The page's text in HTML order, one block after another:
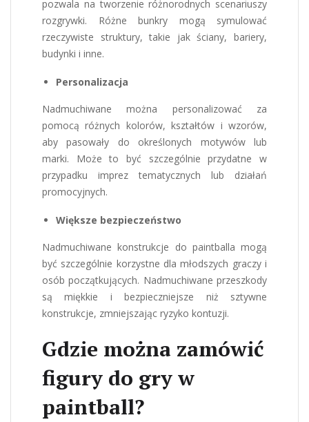
pozwala na tworzenie różnorodnych scenariuszy
rozgrywki. Różne bunkry mogą symulować
rzeczywiste struktury, takie jak ściany, bariery,
budynki i inne.
Personalizacja
Nadmuchiwane można personalizować za
pomocą różnych kolorów, kształtów i wzorów,
aby pasowały do określonych motywów lub
marki. Może to być szczególnie przydatne w
przypadku imprez tematycznych lub działań
promocyjnych.
Większe bezpieczeństwo
Nadmuchiwane konstrukcje do paintballa mogą
być szczególnie korzystne dla młodszych graczy i
osób początkujących. Nadmuchiwane przeszkody
są miękkie i bezpieczniejsze niż sztywne
konstrukcje, zmniejszając ryzyko kontuzji.
Gdzie można zamówić
figury do gry w
paintball?